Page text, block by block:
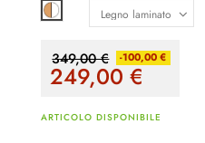
Marrone chiaro / bianco
349,00 € -100,00 €
249,00€
ARTICOLO DISPONIBILE